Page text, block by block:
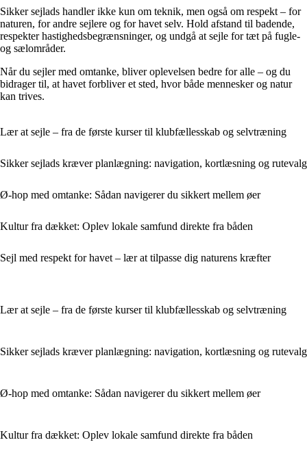
Sikker sejlads handler ikke kun om teknik, men også om respekt – for
naturen, for andre sejlere og for havet selv. Hold afstand til badende,
respekter hastighedsbegrænsninger, og undgå at sejle for tæt på fugle-
og sælområder.
Når du sejler med omtanke, bliver oplevelsen bedre for alle – og du
bidrager til, at havet forbliver et sted, hvor både mennesker og natur
kan trives.
Lær at sejle – fra de første kurser til klubfællesskab og selvtræning
Sikker sejlads kræver planlægning: navigation, kortlæsning og rutevalg
Ø-hop med omtanke: Sådan navigerer du sikkert mellem øer
Kultur fra dækket: Oplev lokale samfund direkte fra båden
Sejl med respekt for havet – lær at tilpasse dig naturens kræfter
Lær at sejle – fra de første kurser til klubfællesskab og selvtræning
Sikker sejlads kræver planlægning: navigation, kortlæsning og rutevalg
Ø-hop med omtanke: Sådan navigerer du sikkert mellem øer
Kultur fra dækket: Oplev lokale samfund direkte fra båden